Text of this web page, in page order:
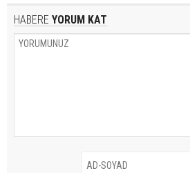
HABERE YORUM KAT